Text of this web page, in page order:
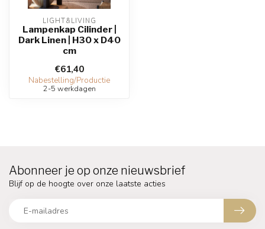
LIGHT&LIVING
Lampenkap Cilinder |
Dark Linen | H30 x D40
cm
€61,40
Nabestelling/Productie
2-5 werkdagen
Abonneer je op onze nieuwsbrief
Blijf op de hoogte over onze laatste acties